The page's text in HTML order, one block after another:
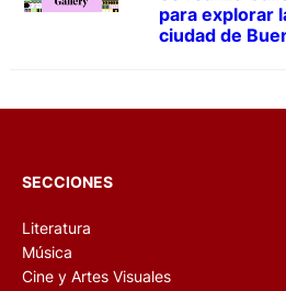
para explorar
ciudad de
SECCIONES
Literatura
Música
Cine y Artes Visuales